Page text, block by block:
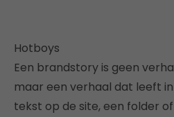
Hotboys
Een brandstory is geen
maar een verhaal dat leeft
tekst op de site, een folder